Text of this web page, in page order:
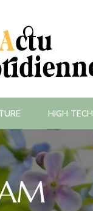
HIGH TECH